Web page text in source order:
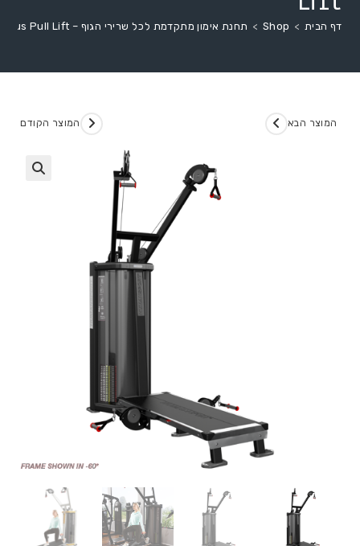
דף הבית >
Shop
> תחנת אימון מתקדמת לכל שרירי הגוף – Nautilus Pull Lift
המוצר הקודם המוצר הבא